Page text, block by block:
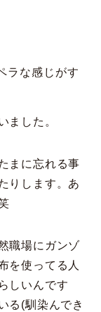
ラな感じがす
ました。
まに忘れる事
りします。あ
職場にガンゾ
を使ってる人
しいんです
る(馴染んでき